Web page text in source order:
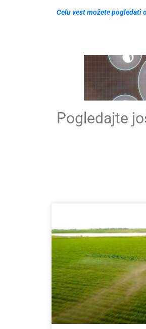
Celu vest možete pogledati
Pogledajte